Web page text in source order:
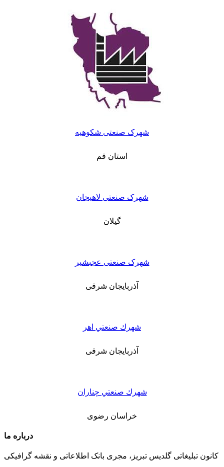
شهرک صنعتی شکوهیه
استان قم
شهرک صنعتی لاهیجان
گیلان
شهرک صنعتی عجبشیر
آذربایجان شرقی
شهرك صنعتي اهر
آذربایجان شرقی
شهرك صنعتي چناران
خراسان رضوی
درباره ما
کانون تبلیغاتی گلدیس تبریز، مجری بانک اطلاعاتی و نقشه گرافیکی